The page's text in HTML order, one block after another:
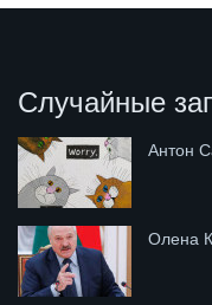
Случайные
Антон
Олена